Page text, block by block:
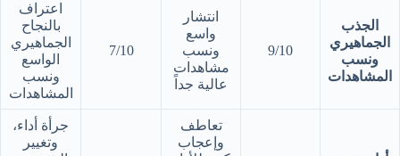
الجذب
الجماهيري
ونسب
المشاهدات
9/10
انتشار
واسع
ونسب
مشاهدات
عالية جداً
7/10
اعتراف
بالنجاح
الجماهيري
الواسع
ونسب
المشاهدات
تعاطف
وإعجاب
جرأة أداء،
وتغيير